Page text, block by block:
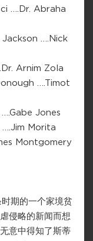
Abraha
….Nick
Arnim Zola
….Timot
Jones
Morita
Montgomery
期的一个家境贫
侵略的新闻而想
意中得知了斯蒂